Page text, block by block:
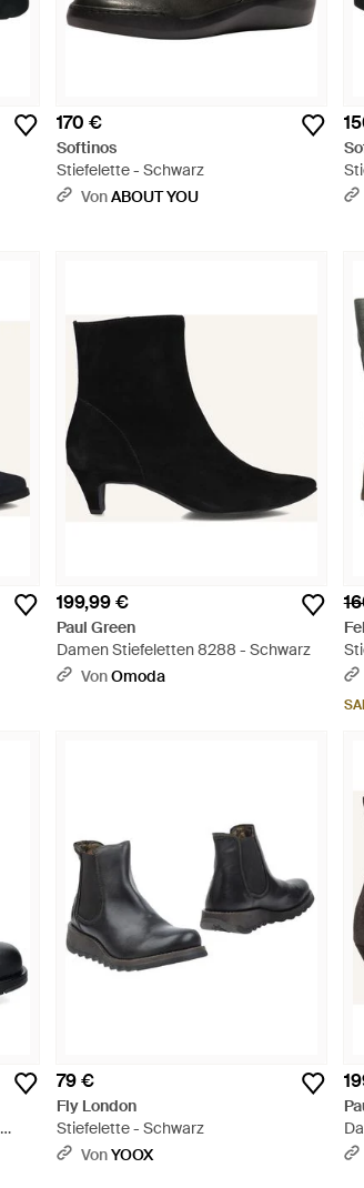
170 €
Softinos
Stiefelette - Schwarz
VonABOUT YOU
199,99 €
Paul Green
Damen Stiefeletten 8288 - Schwarz
VonOmoda
79 €
Fly London
Stiefelette - Schwarz
VonYOOX